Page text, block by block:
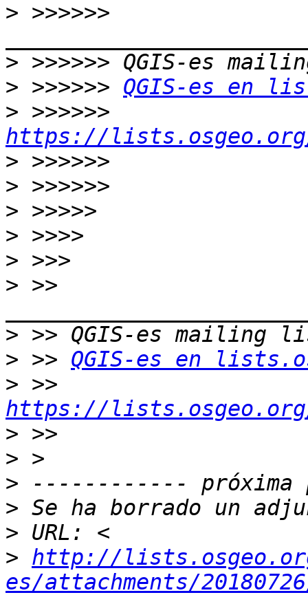
> >>>>>>
>
> >>>>>> QGIS-es en
>
https://
>
>
>
>
>
> >>
>
> >> QGIS-es en
>
https://
>
>
>
>
>
> http://
es/attachments/